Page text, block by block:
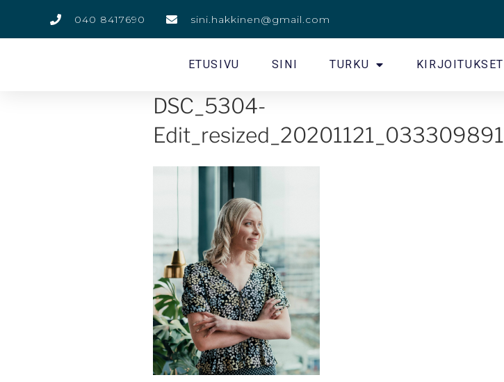
040 8417690 sini.hakkinen@gmail.com
ETUSIVU SINI TURKU KIRJOITUKSET
DSC_5304-
Edit_resized_20201121_033309891